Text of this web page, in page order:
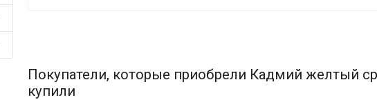
Покупатели, которые приобрели Кадмий желтый
купили